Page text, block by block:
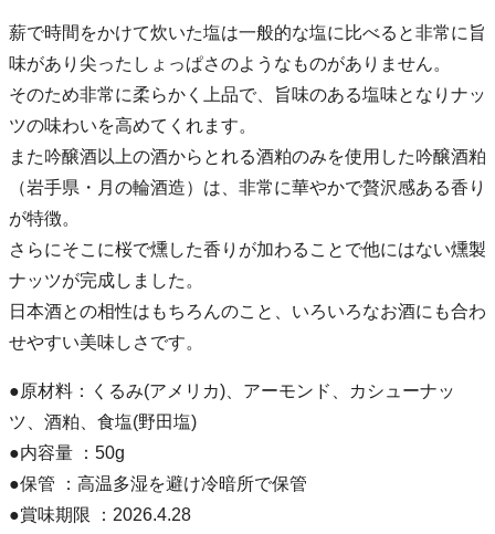
薪で時間をかけて炊いた塩は一般的な塩に比べると非常に旨
味があり尖ったしょっぱさのようなものがありません。
そのため非常に柔らかく上品で、旨味のある塩味となりナッ
ツの味わいを高めてくれます。
また吟醸酒以上の酒からとれる酒粕のみを使用した吟醸酒粕
（岩手県・月の輪酒造）は、非常に華やかで贅沢感ある香り
が特徴。
さらにそこに桜で燻した香りが加わることで他にはない燻製
ナッツが完成しました。
日本酒との相性はもちろんのこと、いろいろなお酒にも合わ
せやすい美味しさです。
●原材料：くるみ(アメリカ)、アーモンド、カシューナッ
ツ、酒粕、食塩(野田塩)
●内容量 ：50g
●保管 ：高温多湿を避け冷暗所で保管
●賞味期限 ：2026.4.28